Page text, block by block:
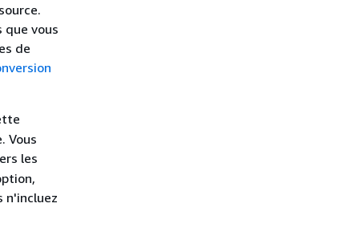
que vous
de
Vous
les
n'incluez